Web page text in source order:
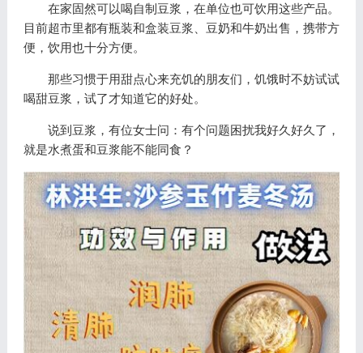
在家固然可以喝自制豆浆，在单位也可饮用这些产品。
目前超市里都有瓶装和盒装豆浆、豆奶和牛奶出售，携带方
便，饮用也十分方便。
那些习惯于用甜点心来充饥的朋友们，饥饿时不妨试试
喝甜豆浆，试了才知道它的好处。
说到豆浆，有位女士问：有个问题困扰我好久好久了，
就是水煮蛋和豆浆能不能同食？